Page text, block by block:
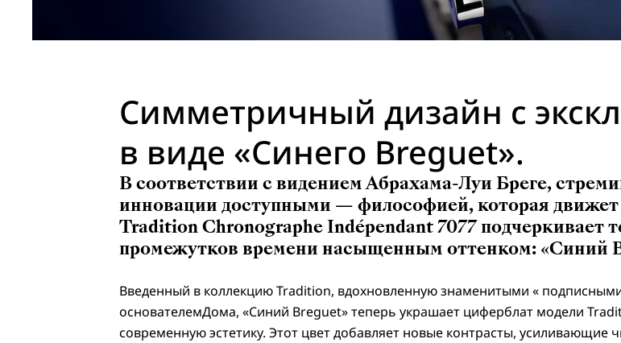
Симметричный дизайн с
в виде «Синего Breguet».
В соответствии с видением Абрахама-Луи Бреге,
инновации доступными — философией, которая движет
Tradition Chronographe Indépendant 7077 подчеркивает
промежутков времени насыщенным оттенком: «Синий
Введенный в коллекцию Tradition, вдохновленную знаменитыми «
основателемДома, «Синий Breguet» теперь украшает циферблат модели
современную эстетику. Этот цвет добавляет новые контрасты,